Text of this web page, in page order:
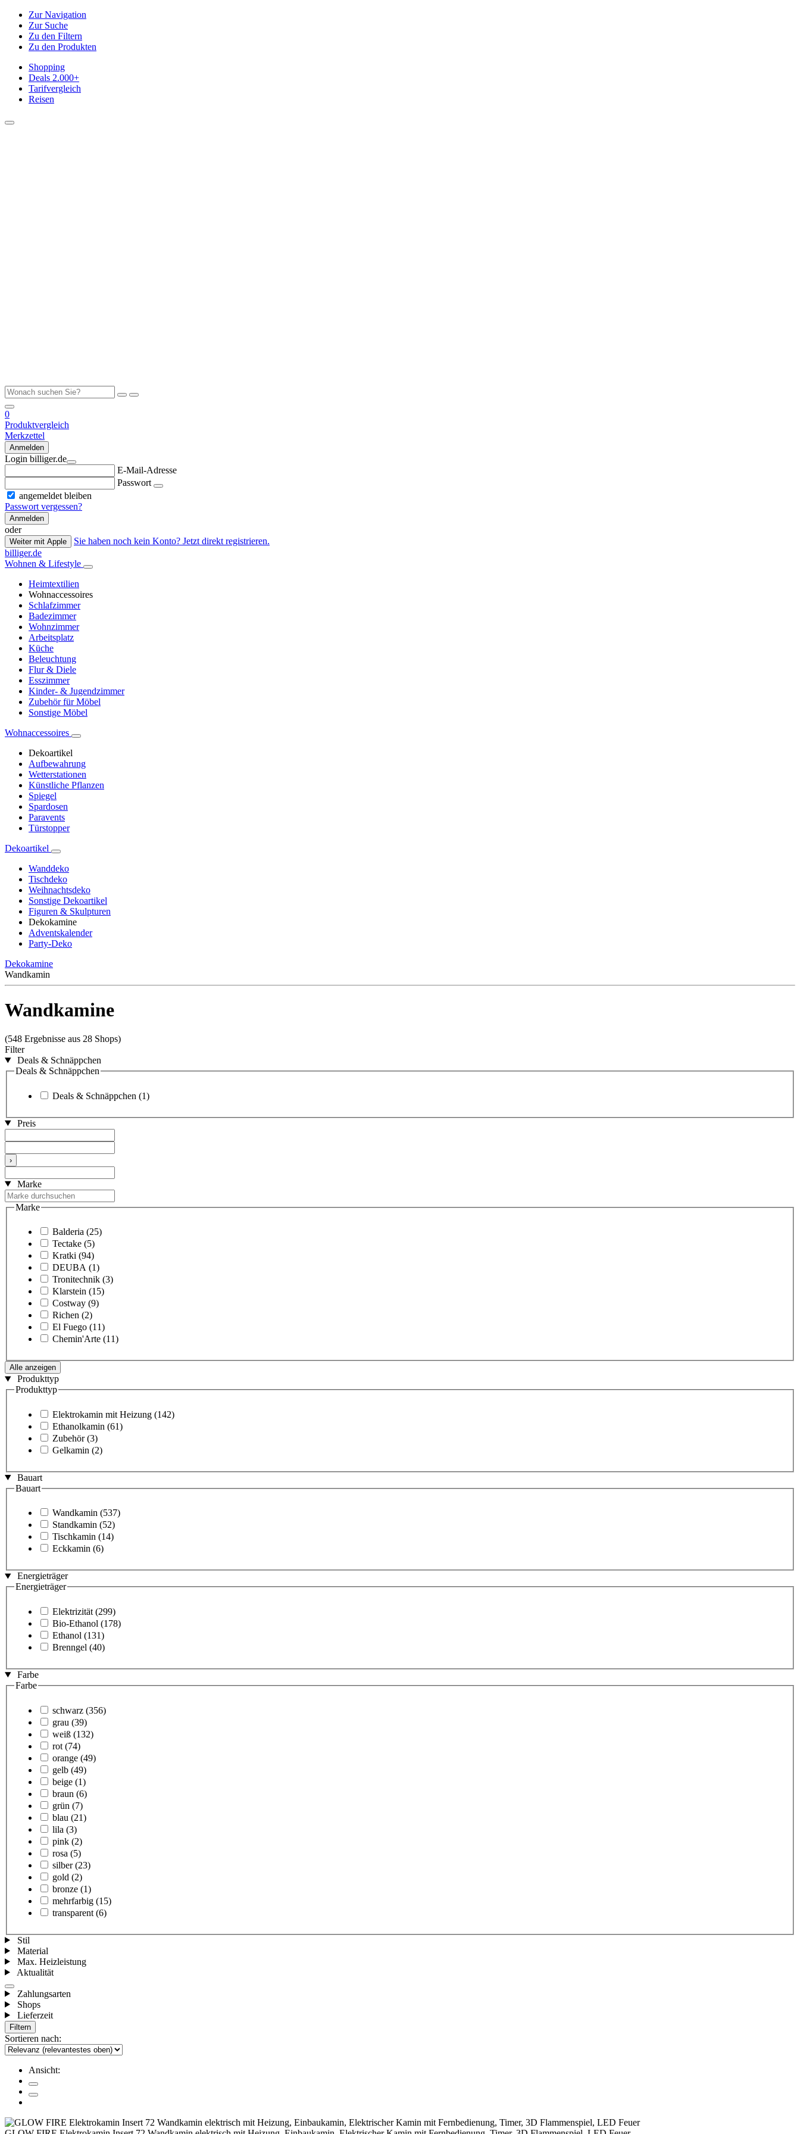
Zur Navigation
Zur Suche
Zu den Filtern
Zu den Produkten
Shopping
Deals 2.000+
Tarifvergleich
Reisen
0
Produktvergleich
Merkzettel
Anmelden
Login billiger.de
E-Mail-Adresse
Passwort
angemeldet bleiben
Passwort vergessen?
Anmelden
oder
Weiter mit Apple
Sie haben noch kein Konto? Jetzt direkt registrieren.
billiger.de
Wohnen & Lifestyle
Heimtextilien
Wohnaccessoires
Schlafzimmer
Badezimmer
Wohnzimmer
Arbeitsplatz
Küche
Beleuchtung
Flur & Diele
Esszimmer
Kinder- & Jugendzimmer
Zubehör für Möbel
Sonstige Möbel
Wohnaccessoires
Dekoartikel
Aufbewahrung
Wetterstationen
Künstliche Pflanzen
Spiegel
Spardosen
Paravents
Türstopper
Dekoartikel
Wanddeko
Tischdeko
Weihnachtsdeko
Sonstige Dekoartikel
Figuren & Skulpturen
Dekokamine
Adventskalender
Party-Deko
Dekokamine
Wandkamin
Wandkamine
(548 Ergebnisse aus 28 Shops)
Filter
Deals & Schnäppchen
Deals & Schnäppchen
Deals & Schnäppchen (1)
Preis
›
Marke
Marke
Balderia (25)
Tectake (5)
Kratki (94)
DEUBA (1)
Tronitechnik (3)
Klarstein (15)
Costway (9)
Richen (2)
El Fuego (11)
Chemin'Arte (11)
Alle anzeigen
Produkttyp
Produkttyp
Elektrokamin mit Heizung (142)
Ethanolkamin (61)
Zubehör (3)
Gelkamin (2)
Bauart
Bauart
Wandkamin (537)
Standkamin (52)
Tischkamin (14)
Eckkamin (6)
Energieträger
Energieträger
Elektrizität (299)
Bio-Ethanol (178)
Ethanol (131)
Brenngel (40)
Farbe
Farbe
schwarz (356)
grau (39)
weiß (132)
rot (74)
orange (49)
gelb (49)
beige (1)
braun (6)
grün (7)
blau (21)
lila (3)
pink (2)
rosa (5)
silber (23)
gold (2)
bronze (1)
mehrfarbig (15)
transparent (6)
Stil
Material
Max. Heizleistung
Aktualität
Zahlungsarten
Shops
Lieferzeit
Filtern
Sortieren nach:
Ansicht: